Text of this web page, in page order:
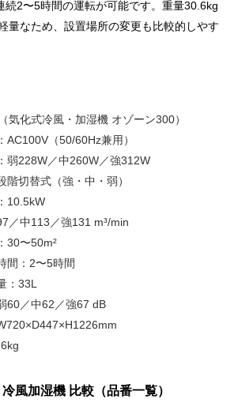
続2〜5時間の運転が可能です。重量30.6kg
量なため、設置場所の変更も比較的しやす
気化式冷風・加湿機 オゾーン300）
AC100V（50/60Hz兼用）
弱228W／中260W／強312W
階切替式（強・中・弱）
10.5kW
／中113／強131 m³/min
30〜50m²
間：2〜5時間
：33L
60／中62／強67 dB
風加湿機 比較（品番一覧）